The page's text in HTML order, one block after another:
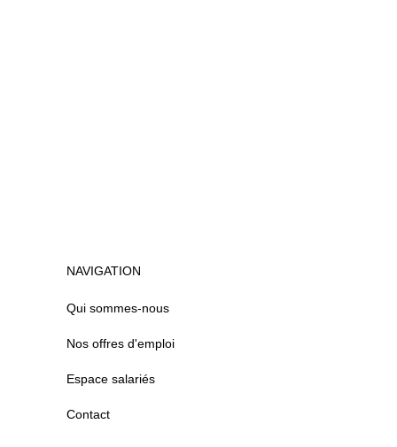
NAVIGATION
Qui sommes-nous
Nos offres d'emploi
Espace salariés
Contact